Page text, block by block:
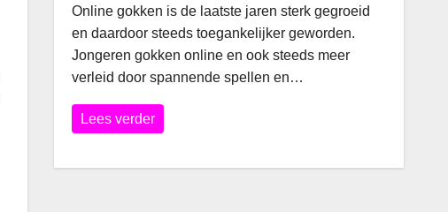
Online gokken is de laatste jaren sterk gegroeid
en daardoor steeds toegankelijker geworden.
Jongeren gokken online en ook steeds meer
verleid door spannende spellen en…
Lees verder